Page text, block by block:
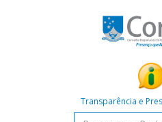
Transparência e